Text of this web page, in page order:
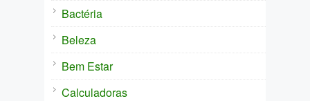
Bactéria
Beleza
Bem Estar
Calculadoras